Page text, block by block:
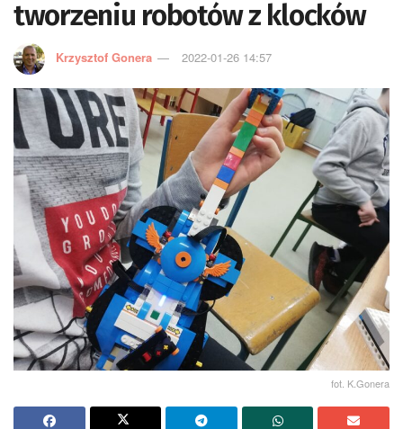
tworzeniu robotów z klocków
Krzysztof Gonera 2022-01-26 14:57
fot. K.Gonera